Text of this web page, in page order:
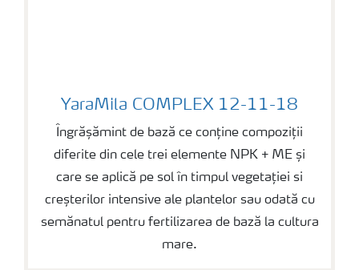
YaraMila COMPLEX 12-11-18
YaraMila COMPLEX 12-11-18
Îngrășămint de bază ce conține compoziții
diferite din cele trei elemente NPK + ME și
care se aplică pe sol în timpul vegetației si
creșterilor intensive ale plantelor sau odată cu
semănatul pentru fertilizarea de bază la cultura
mare.